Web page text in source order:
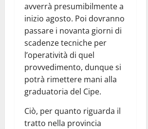
avverrà presumibilmente a
inizio agosto. Poi dovranno
passare i novanta giorni di
scadenze tecniche per
l’operatività di quel
provvedimento, dunque si
potrà rimettere mani alla
graduatoria del Cipe.
Ciò, per quanto riguarda il
tratto nella provincia